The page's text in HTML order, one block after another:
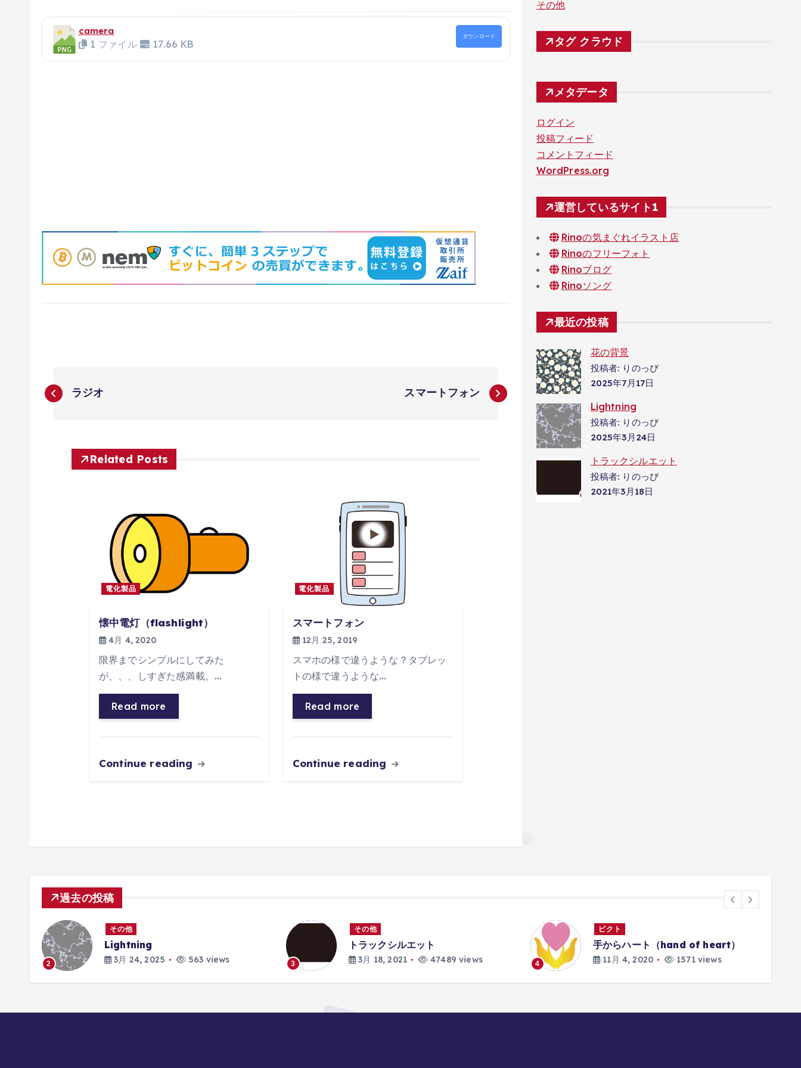
camera
1 ファイル 17.66 KB
ダウンロード
投
ラジオ スマートフォン
Related Posts
電化製品
懐中電灯（flashlight）
4月 4, 2020
限界までシンプルにしてみた
が、、、しすぎた感満載。…
Read more
Continue reading
電化製品
スマートフォン
12月 25, 2019
スマホの様で違うような？タブレッ
トの様で違うような…
Read more
Continue reading
その他
タグ クラウド
メタデータ
ログイン
投稿フィード
コメントフィード
WordPress.org
運営しているサイト1
Rinoの気まぐれイラスト店
Rinoのフリーフォト
Rinoブログ
Rinoソング
最近の投稿
花の背景
投稿者: りのっぴ
2025年7月17日
Lightning
投稿者: りのっぴ
2025年3月24日
トラックシルエット
投稿者: りのっぴ
2021年3月18日
過去の投稿
2
その他
Lightning
3月 24, 2025 563 views 3
その他
トラックシルエット
3月 18, 2021 47489 views 4
ピクト
手からハート（hand of heart）
11月 4, 2020 1571 views